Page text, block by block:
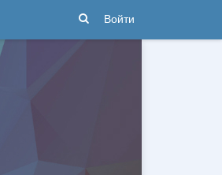
Войти